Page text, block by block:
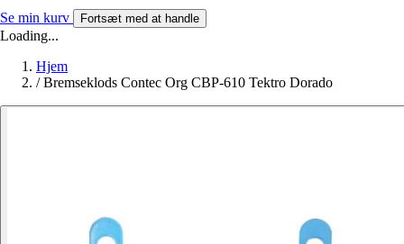
Se min kurv Fortsæt med at handle
Loading...
Hjem
/ Bremseklods Contec Org CBP-610 Tektro Dorado